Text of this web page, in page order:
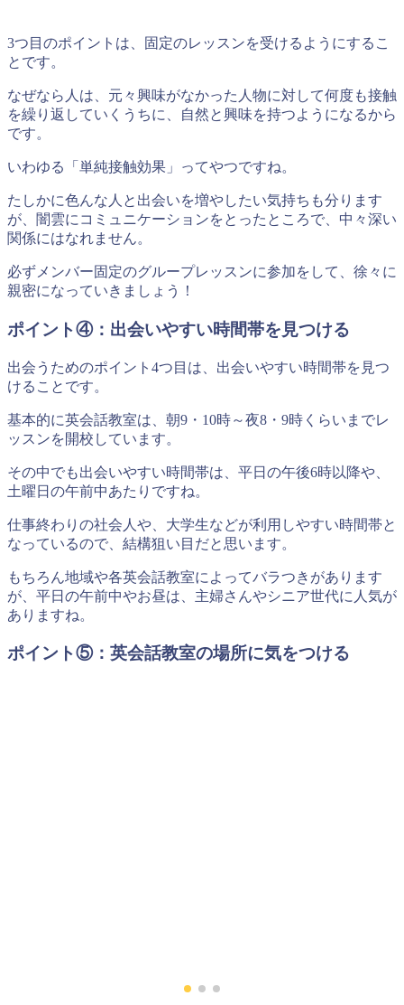
3つ目のポイントは、固定のレッスンを受けるようにするこ
とです。
なぜなら人は、元々興味がなかった人物に対して何度も接触
を繰り返していくうちに、自然と興味を持つようになるから
です。
いわゆる「単純接触効果」ってやつですね。
たしかに色んな人と出会いを増やしたい気持ちも分ります
が、闇雲にコミュニケーションをとったところで、中々深い
関係にはなれません。
必ずメンバー固定のグループレッスンに参加をして、徐々に
親密になっていきましょう！
ポイント④：出会いやすい時間帯を見つける
出会うためのポイント4つ目は、出会いやすい時間帯を見つ
けることです。
基本的に英会話教室は、朝9・10時～夜8・9時くらいまでレ
ッスンを開校しています。
その中でも出会いやすい時間帯は、平日の午後6時以降や、
土曜日の午前中あたりですね。
仕事終わりの社会人や、大学生などが利用しやすい時間帯と
なっているので、結構狙い目だと思います。
もちろん地域や各英会話教室によってバラつきがあります
が、平日の午前中やお昼は、主婦さんやシニア世代に人気が
ありますね。
ポイント⑤：英会話教室の場所に気をつける